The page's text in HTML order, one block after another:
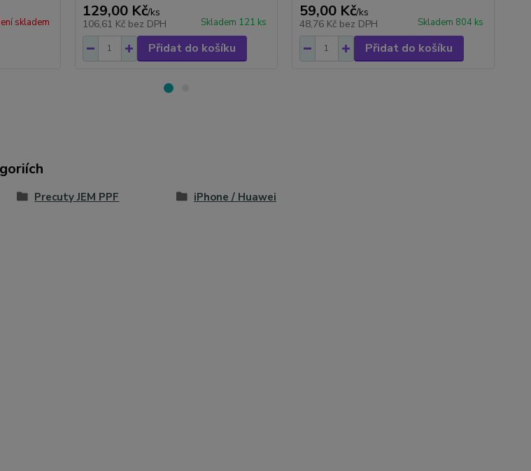
skladem
129,00 Kč/ks
106,61 Kč bez DPH Skladem 121 ks
Přidat do košíku
59,00 Kč/ks
48,76 Kč bez DPH Skladem 804 ks
Přidat do košíku
Precuty JEM PPF iPhone / Huawei